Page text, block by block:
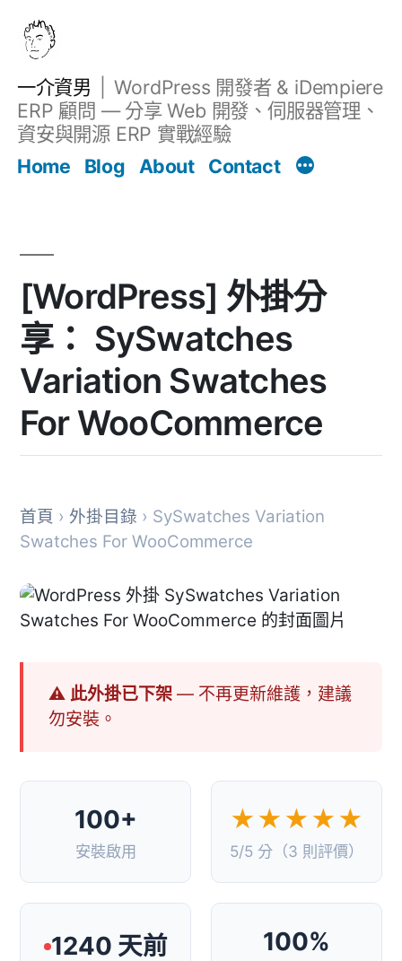
一介資男
WordPress 開發者 & iDempiere
ERP 顧問 — 分享 Web 開發、伺服器管理、
資安與開源 ERP 實戰經驗
Home
Blog About Contact
[WordPress] 外掛分
享： SySwatches
Variation Swatches
For WooCommerce
首頁 › 外掛目錄 › SySwatches Variation
Swatches For WooCommerce
⚠ 此外掛已下架— 不再更新維護，建議
勿安裝。
100+
安裝啟用
★★★★★
5/5 分（3 則評價）
1240 天前 100%
文章